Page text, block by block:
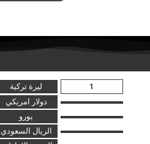
ليرة تركية
دولار امريكي
يورو
الريال السعودي